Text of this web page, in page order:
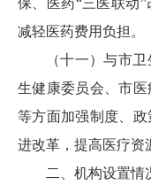
保、医药“三医联动”
减轻医药费用负担。
（十一）与市
生健康委员会、市
等方面加强制度、
进改革，提高医疗资
二、机构设置情